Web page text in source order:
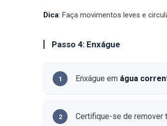
Dica: Faça movimentos leves e
Passo 4: Enxágue
Enxágue em água
Certifique-se de remover